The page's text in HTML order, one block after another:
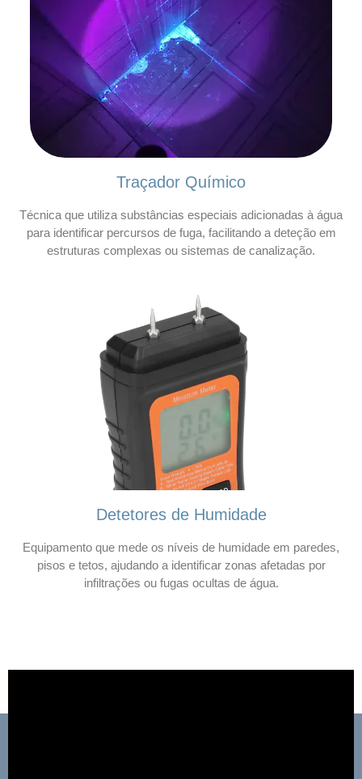
Traçador Químico
Técnica que utiliza substâncias especiais adicionadas à água
para identificar percursos de fuga, facilitando a deteção em
estruturas complexas ou sistemas de canalização.
Detetores de Humidade
Equipamento que mede os níveis de humidade em paredes,
pisos e tetos, ajudando a identificar zonas afetadas por
infiltrações ou fugas ocultas de água.